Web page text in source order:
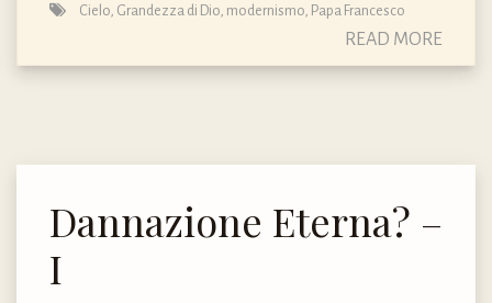
Cielo Grandezza di Dio modernismo Papa Francesco
READ MORE
Dannazione Eterna? –
I